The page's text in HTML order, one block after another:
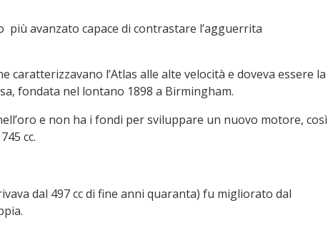
avanzato capace di contrastare l’agguerrita
caratterizzavano l’Atlas alle alte velocità e doveva essere la
fondata nel lontano 1898 a Birmingham.
e non ha i fondi per sviluppare un nuovo motore, così
cc.
dal 497 cc di fine anni quaranta) fu migliorato dal